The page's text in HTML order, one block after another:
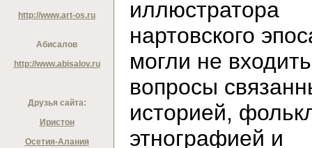
http://www.art-os.ru
Абисалов
http://www.abisalov.ru
Друзья сайта:
Иристон
Осетия-Алания
иллюстратора
нартовского
могли не входить
вопросы
историей,
этнографией и